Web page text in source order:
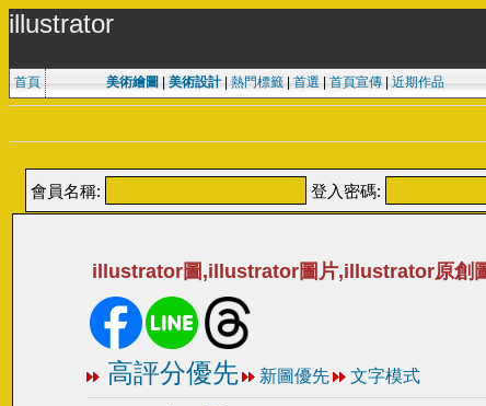
illustrator
首頁 美術繪圖 美術設計| 熱門標籤| 首選 首頁宣傳| 近期作品
會員名稱: 登入密碼:
illustrator圖,illustrator圖片,illustrator原創
高評分優先 新圖優先 文字模式